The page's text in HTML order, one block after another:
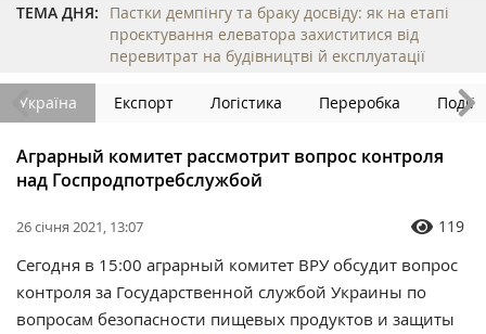
ТЕМА ДНЯ:
Пастки демпінгу та браку досвіду: як на етапі
проєктування елеватора захиститися від
перевитрат на будівництві й експлуатації
Україна Експорт Логістика Переробка Події
Аграрный комитет рассмотрит вопрос контроля
над Госпродпотребслужбой
26 січня 2021, 13:07 119
Сегодня в 15:00 аграрный комитет ВРУ обсудит вопрос
контроля за Государственной службой Украины по
вопросам безопасности пищевых продуктов и защиты